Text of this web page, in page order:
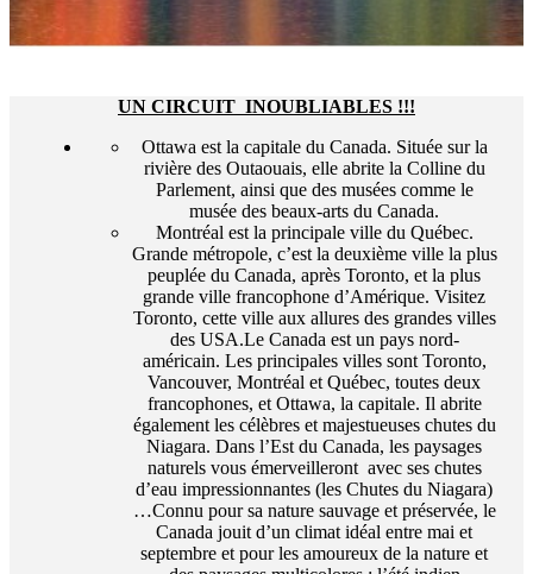
UN CIRCUIT INOUBLIABLES !!!
Ottawa est la capitale du Canada. Située sur la
rivière des Outaouais, elle abrite la Colline du
Parlement, ainsi que des musées comme le
musée des beaux-arts du Canada.
Montréal est la principale ville du Québec.
Grande métropole, c’est la deuxième ville la plus
peuplée du Canada, après Toronto, et la plus
grande ville francophone d’Amérique. Visitez
Toronto, cette ville aux allures des grandes villes
des USA.Le Canada est un pays nord-
américain. Les principales villes sont Toronto,
Vancouver, Montréal et Québec, toutes deux
francophones, et Ottawa, la capitale. Il abrite
également les célèbres et majestueuses chutes du
Niagara. Dans l’Est du Canada, les paysages
naturels vous émerveilleront avec ses chutes
d’eau impressionnantes (les Chutes du Niagara)
…Connu pour sa nature sauvage et préservée, le
Canada jouit d’un climat idéal entre mai et
septembre et pour les amoureux de la nature et